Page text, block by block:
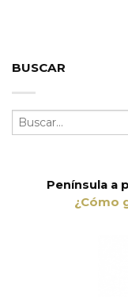
BUSCAR
Península a
¿Cómo